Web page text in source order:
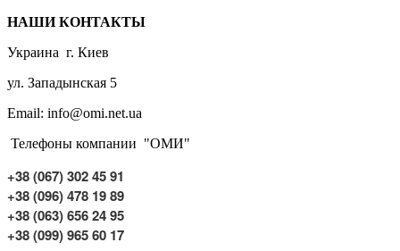
НАШИ КОНТАКТЫ
Украина г. Киев
ул. Западынская 5
Email: info@omi.net.ua
Телефоны компании "ОМИ"
+38 (067) 302 45 91
+38 (096) 478 19 89
+38 (063) 656 24 95
+38 (099) 965 60 17